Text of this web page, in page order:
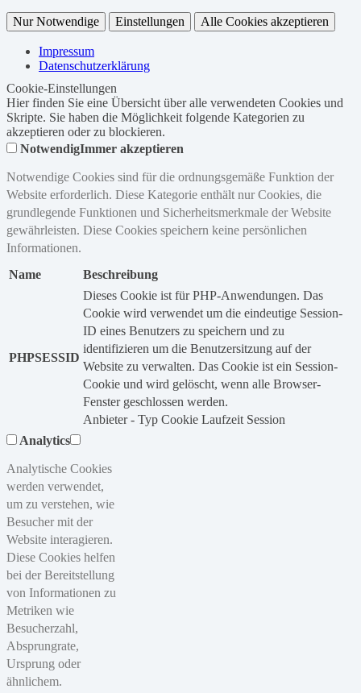
Nur Notwendige Einstellungen Alle Cookies akzeptieren
Impressum
Datenschutzerklärung
Cookie-Einstellungen
Hier finden Sie eine Übersicht über alle verwendeten Cookies und
Skripte. Sie haben die Möglichkeit folgende Kategorien zu
akzeptieren oder zu blockieren.
NotwendigImmer akzeptieren
Notwendige Cookies sind für die ordnungsgemäße Funktion der
Website erforderlich. Diese Kategorie enthält nur Cookies, die
grundlegende Funktionen und Sicherheitsmerkmale der Website
gewährleisten. Diese Cookies speichern keine persönlichen
Informationen.
Name
Beschreibung
PHPSESSID
Dieses Cookie ist für PHP-Anwendungen. Das
Cookie wird verwendet um die eindeutige Session-
ID eines Benutzers zu speichern und zu
identifizieren um die Benutzersitzung auf der
Website zu verwalten. Das Cookie ist ein Session-
Cookie und wird gelöscht, wenn alle Browser-
Fenster geschlossen werden.
Anbieter - Typ Cookie Laufzeit Session
Analytics
Analytische Cookies
werden verwendet,
um zu verstehen, wie
Besucher mit der
Website interagieren.
Diese Cookies helfen
bei der Bereitstellung
von Informationen zu
Metriken wie
Besucherzahl,
Absprungrate,
Ursprung oder
ähnlichem.